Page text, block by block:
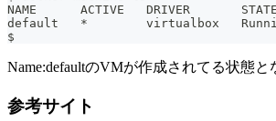
NAME      ACTIVE   DRIVER
default   *        virtualbox
$
Name:defaultのVMが作成されてる状態と
参考サイト